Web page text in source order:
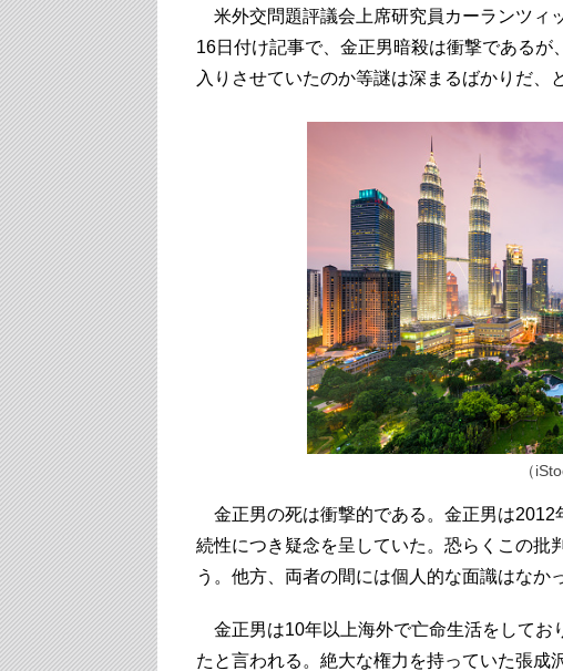
米外交問題評議会上席研究員カーランツィ
16日付け記事で、金正男暗殺は衝撃である
入りさせていたのか等謎は深まるばかりだ、
（
金正男の死は衝撃的である。金正男は2012
続性につき疑念を呈していた。恐らくこの批
う。他方、両者の間には個人的な面識はなか
金正男は10年以上海外で亡命生活をしてお
たと言われる。絶大な権力を持っていた張成